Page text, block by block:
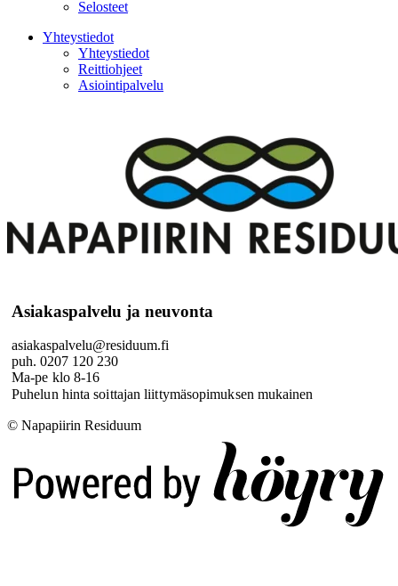
Selosteet
Yhteystiedot
Yhteystiedot
Reittiohjeet
Asiointipalvelu
Asiakaspalvelu ja neuvonta
asiakaspalvelu@residuum.fi
puh. 0207 120 230
Ma-pe klo 8-16
Puhelun hinta soittajan liittymäsopimuksen mukainen
© Napapiirin Residuum